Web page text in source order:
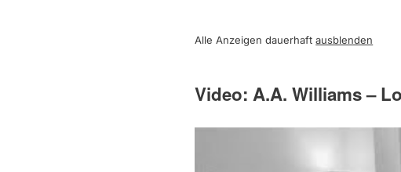
Alle Anzeigen dauerhaftausblenden
Video: A.A. Williams –